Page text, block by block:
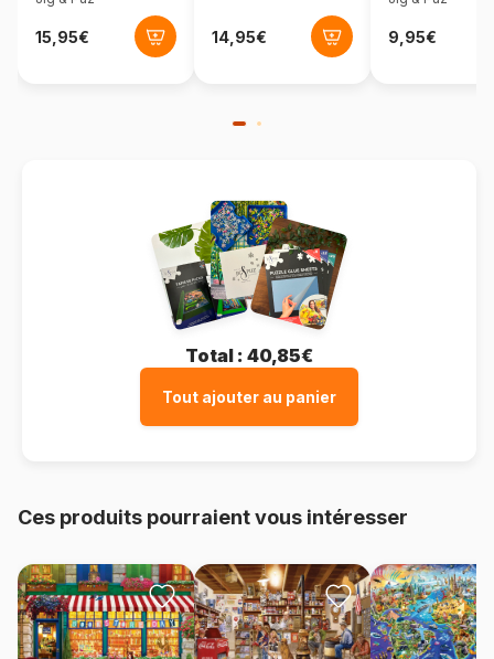
Matière primaire
Total : 40,85€
Tout ajouter au panier
Ces produits pourraient vous intéresser